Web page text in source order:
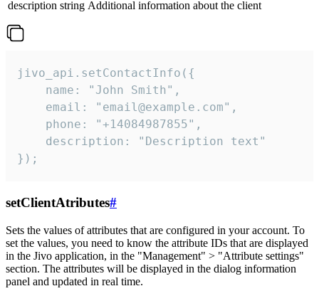
description string Additional information about the client
jivo_api.setContactInfo({
    name: "John Smith",
    email: "email@example.com",
    phone: "+14084987855",
    description: "Description text"
});
setClientAtributes#
Sets the values ​​of attributes that are configured in your account. To
set the values, you need to know the attribute IDs that are displayed
in the Jivo application, in the "Management" > "Attribute settings"
section. The attributes will be displayed in the dialog information
panel and updated in real time.